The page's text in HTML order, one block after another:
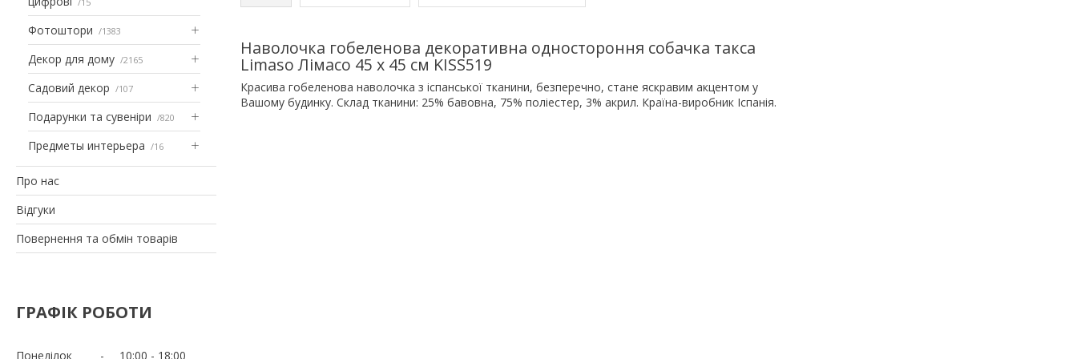
Фотоштори 1383
Декор для дому 2165
Садовий декор 107
Подарунки та сувеніри 820
Предметы интерьера 16
Про нас
Відгуки
Повернення та обмін товарів
ГРАФІК РОБОТИ
Понеділок 10:00 18:00
Наволочка гобеленова декоративна одностороння собачка такса
Limaso Лімасо 45 х 45 см KISS519
Красива гобеленова наволочка з іспанської тканини, безперечно, стане яскравим акцентом у
Вашому будинку. Склад тканини: 25% бавовна, 75% поліестер, 3% акрил. Країна-виробник Іспанія.